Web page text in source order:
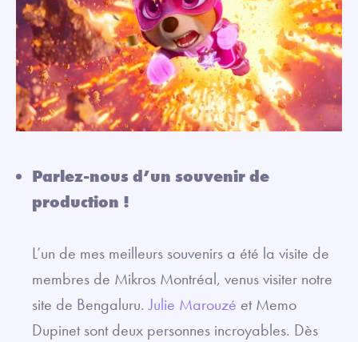
Parlez-nous d’un souvenir de
production !
L’un de mes meilleurs souvenirs a été la visite de
membres de Mikros Montréal, venus visiter notre
site de Bengaluru.Julie Marouzé et Memo
Dupinet sont deux personnes incroyables. Dès